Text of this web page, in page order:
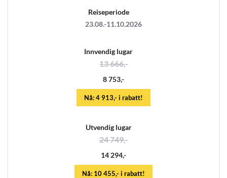
Reiseperiode
23.08.-11.10.2026
Innvendig lugar
13 666,-
8 753,-
Nå: 4 913,- i rabatt!
Utvendig lugar
24 749,-
14 294,-
Nå: 10 455,- i rabatt!